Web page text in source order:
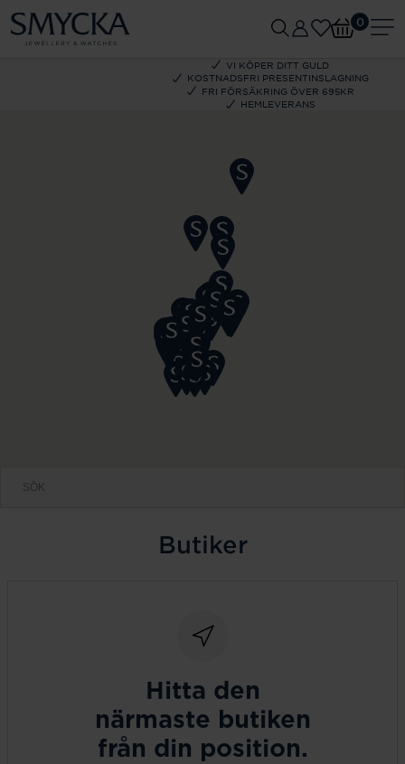
VI KÖPER DITT GULD
KOSTNADSFRI PRESENTINSLAGNING
FRI FÖRSÄKRING ÖVER 695KR
HEMLEVERANS
0
Butiker
Hitta den
närmaste butiken
från din position.